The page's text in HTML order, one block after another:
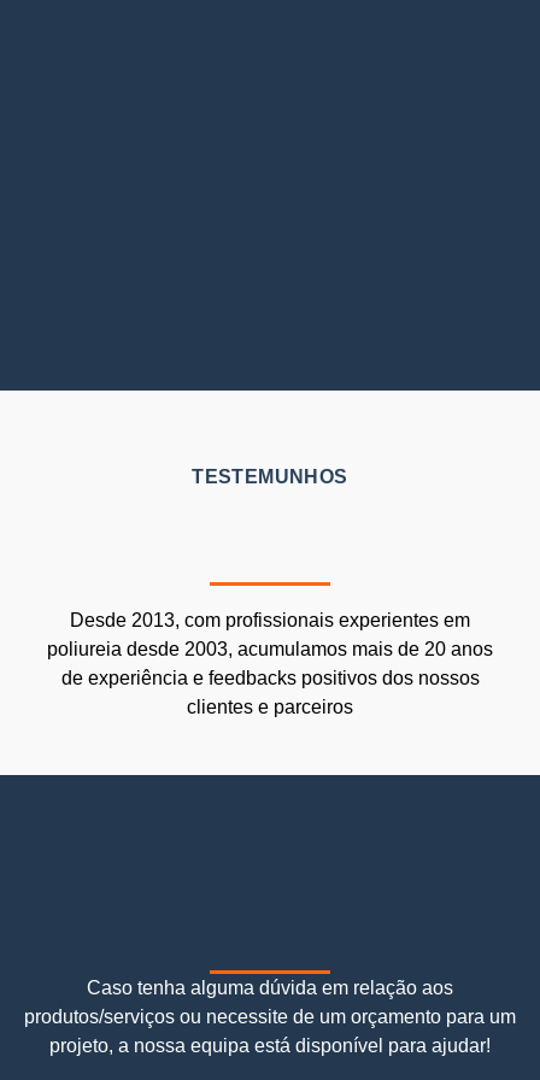
TESTEMUNHOS
Desde 2013, com profissionais experientes em
poliureia desde 2003, acumulamos mais de 20 anos
de experiência e feedbacks positivos dos nossos
clientes e parceiros
Caso tenha alguma dúvida em relação aos
produtos/serviços ou necessite de um orçamento para um
projeto, a nossa equipa está disponível para ajudar!